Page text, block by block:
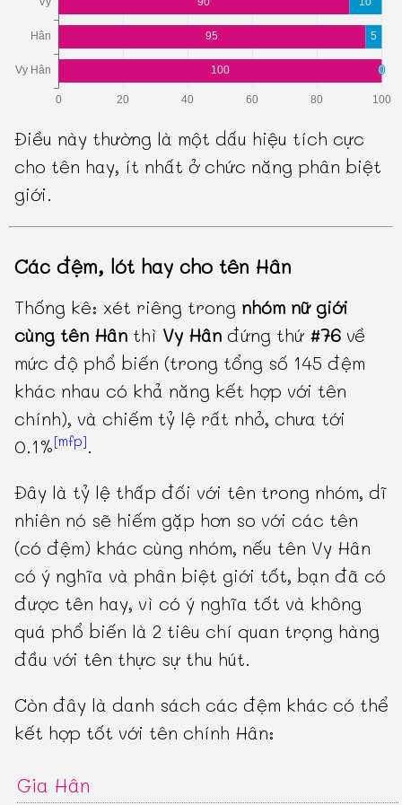
Điều này thường là một dấu hiệu tích cực
cho tên hay, ít nhất ở chức năng phân biệt
giới.
Các đệm, lót hay cho tên Hân
Thống kê: xét riêng trong nhóm nữ giới
cùng tên Hân thì Vy Hân đứng thứ #76 về
mức độ phổ biến (trong tổng số 145 đệm
khác nhau có khả năng kết hợp với tên
chính), và chiếm tỷ lệ rất nhỏ, chưa tới
0.1%[mfp].
Đây là tỷ lệ thấp đối với tên trong nhóm, dĩ
nhiên nó sẽ hiếm gặp hơn so với các tên
(có đệm) khác cùng nhóm, nếu tên Vy Hân
có ý nghĩa và phân biệt giới tốt, bạn đã có
được tên hay, vì có ý nghĩa tốt và không
quá phổ biến là 2 tiêu chí quan trọng hàng
đầu với tên thực sự thu hút.
Còn đây là danh sách các đệm khác có thể
kết hợp tốt với tên chính Hân:
Gia Hân